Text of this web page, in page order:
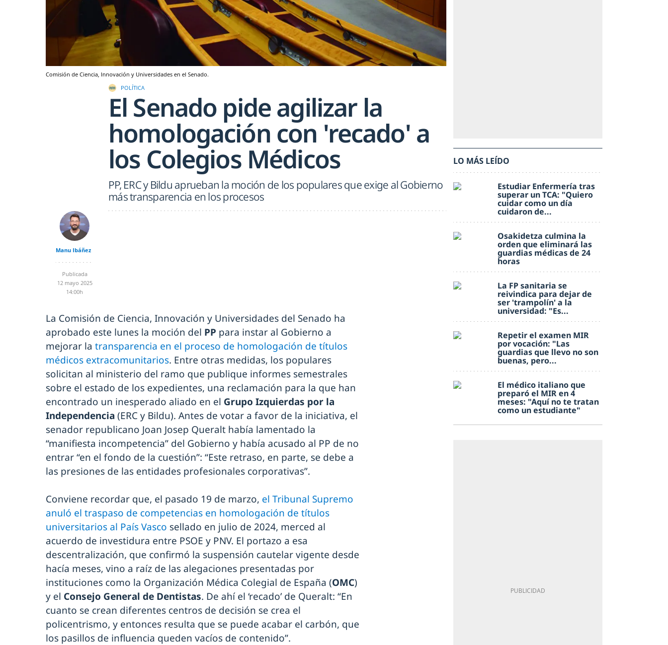
Comisión de Ciencia, Innovación y Universidades en el Senado.
POLÍTICA
El Senado pide agilizar la
homologación con 'recado' a
los Colegios Médicos
PP, ERC y Bildu aprueban la moción de los populares que exige al Gobierno
más transparencia en los procesos
Manu Ibáñez
Publicada
12 mayo 2025
14:00h
La Comisión de Ciencia, Innovación y Universidades del Senado ha
aprobado este lunes la moción del PP para instar al Gobierno a
mejorar la transparencia en el proceso de homologación de títulos
médicos extracomunitarios. Entre otras medidas, los populares
solicitan al ministerio del ramo que publique informes semestrales
sobre el estado de los expedientes, una reclamación para la que han
encontrado un inesperado aliado en el Grupo Izquierdas por la
Independencia (ERC y Bildu). Antes de votar a favor de la iniciativa, el
senador republicano Joan Josep Queralt había lamentado la
“manifiesta incompetencia” del Gobierno y había acusado al PP de no
entrar “en el fondo de la cuestión”: “Este retraso, en parte, se debe a
las presiones de las entidades profesionales corporativas”.
Conviene recordar que, el pasado 19 de marzo, el Tribunal Supremo
anuló el traspaso de competencias en homologación de títulos
universitarios al País Vasco sellado en julio de 2024, merced al
acuerdo de investidura entre PSOE y PNV. El portazo a esa
descentralización, que confirmó la suspensión cautelar vigente desde
hacía meses, vino a raíz de las alegaciones presentadas por
instituciones como la Organización Médica Colegial de España (OMC)
y el Consejo General de Dentistas. De ahí el ‘recado’ de Queralt: “En
cuanto se crean diferentes centros de decisión se crea el
policentrismo, y entonces resulta que se puede acabar el carbón, que
los pasillos de influencia queden vacíos de contenido”.
LO MÁS LEÍDO
Estudiar Enfermería tras
superar un TCA: "Quiero
cuidar como un día
cuidaron de...
Osakidetza culmina la
orden que eliminará las
guardias médicas de 24
horas
La FP sanitaria se
reivindica para dejar de
ser 'trampolín' a la
universidad: "Es...
Repetir el examen MIR
por vocación: "Las
guardias que llevo no son
buenas, pero...
El médico italiano que
preparó el MIR en 4
meses: "Aquí no te tratan
como un estudiante"